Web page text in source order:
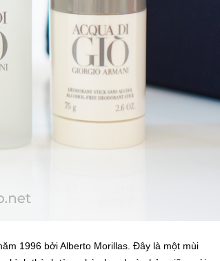
1996 bởi Alberto Morillas. Đây là một mùi